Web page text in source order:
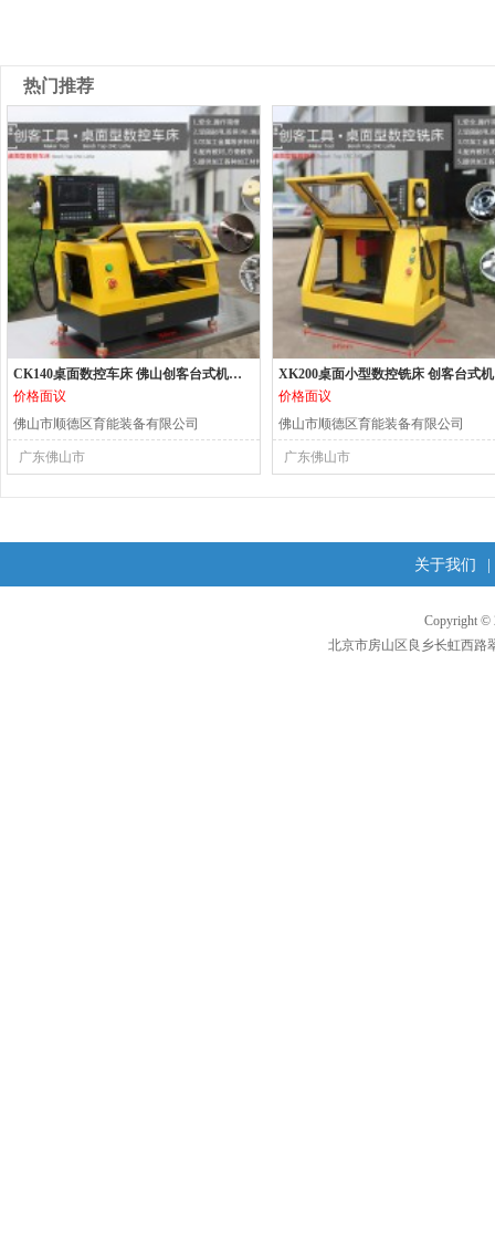
热门推荐
CK140桌面数控车床 佛山创客台式机床 小型数控机床
价格面议
佛山市顺德区育能装备有限公司
广东佛山市
价格面议
佛山市顺德区育能装备有限公司
广东佛山市
关于我们
Copyright ©
北京市房山区良乡长虹西路